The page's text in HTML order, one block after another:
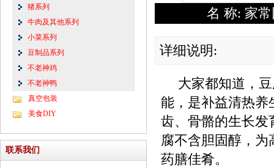
猪系列
牛肉及其他系列
小菜系列
豆制品系列
不老神鸡
不老神鸭
真空包装
美食DIY
联系我们
名 称: 家
详细说明:
大家都知道，
能，是补益清热养
齿、骨骼的生长发
腐不含胆固醇，
药膳佳肴。